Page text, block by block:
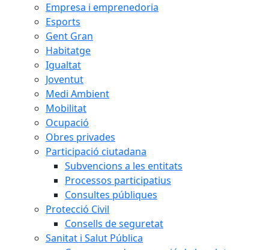
Empresa i emprenedoria
Esports
Gent Gran
Habitatge
Igualtat
Joventut
Medi Ambient
Mobilitat
Ocupació
Obres privades
Participació ciutadana
Subvencions a les entitats
Processos participatius
Consultes públiques
Protecció Civil
Consells de seguretat
Sanitat i Salut Pública